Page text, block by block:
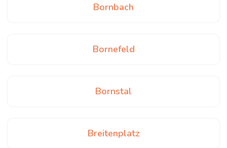
Bornbach
Bornefeld
Bornstal
Breitenplatz